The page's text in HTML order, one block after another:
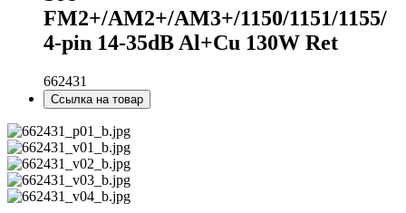
FM2+/AM2+/AM3+/1150/1151/1155/
4-pin 14-35dB Al+Cu 130W Ret
662431
Ссылка на товар